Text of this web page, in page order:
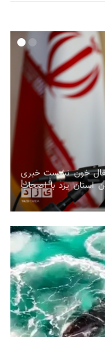
خون نشست خبری
استان یزد با اصحاب